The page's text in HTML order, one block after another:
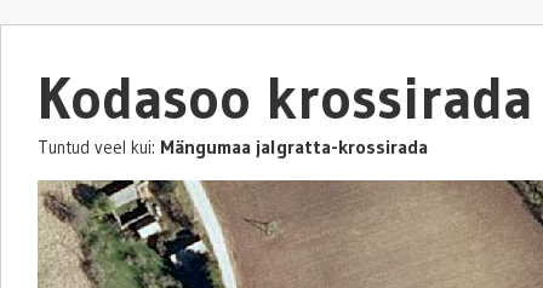
Kodasoo krossirada
Tuntud veel kui: Mängumaa jalgratta-krossirada